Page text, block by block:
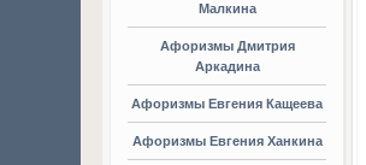
Малкина
Афоризмы Дмитрия
Аркадина
Афоризмы Евгения Кащеева
Афоризмы Евгения Ханкина